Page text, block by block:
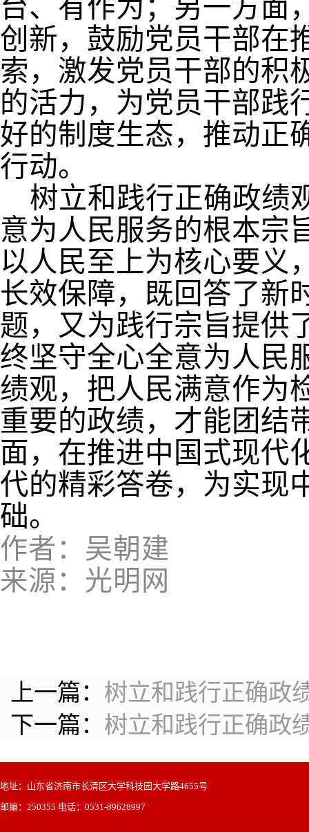
台、有作为；另一方面
创新，鼓励党员干部在
索，激发党员干部的积
的活力，为党员干部践
好的制度生态，推动正
行动。
树立和践行正确政绩
意为人民服务的根本宗
以人民至上为核心要义
长效保障，既回答了新
题，又为践行宗旨提供
终坚守全心全意为人民
绩观，把人民满意作为
重要的政绩，才能团结
面，在推进中国式现代
代的精彩答卷，为实现
础。
作者：吴朝建
来源：光明网
上一篇： 树立和践行正确政
下一篇： 树立和践行正确政
地址：山东省济南市长清区大学科技园大学路4655号
邮编：250355 电话：0531-89628997